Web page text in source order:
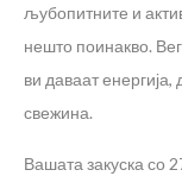
љубопитните и
нешто поинакво.
ви даваат
свежина.
Вашата закуска со